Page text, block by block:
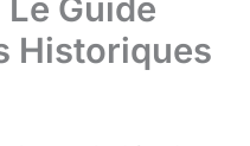
Guide
Historiques